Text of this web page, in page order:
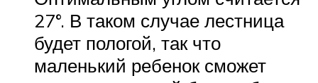
27°. В таком случае лестница
будет пологой, так что
маленький ребенок сможет